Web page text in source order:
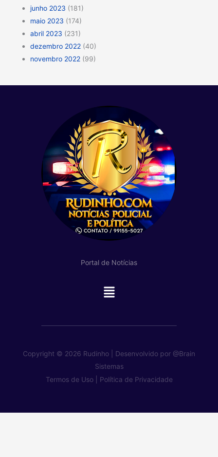
junho 2023 (181)
maio 2023 (174)
abril 2023 (231)
dezembro 2022 (40)
novembro 2022 (99)
Portal de Notícias
Main
Copyright © 2026 Rudinho | Desenvolvido por @Brain
Sistemas
Termos de Uso |
Política de Privacidade